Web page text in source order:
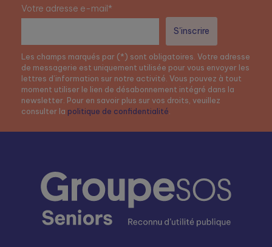
Votre adresse e-mail*
Les champs marqués par (*) sont obligatoires. Votre adresse
de messagerie est uniquement utilisée pour vous envoyer les
lettres d’information sur notre activité. Vous pouvez à tout
moment utiliser le lien de désabonnement intégré dans la
newsletter. Pour en savoir plus sur vos droits, veuillez
consulter la politique de confidentialité.